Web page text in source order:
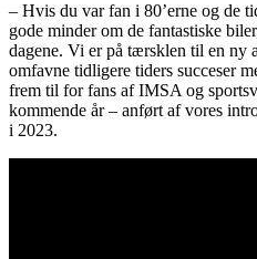
– Hvis du var fan i 80’erne og de
gode minder om de fantastiske
dagene. Vi er på tærsklen til en ny
omfavne tidligere tiders succeser
frem til for fans af IMSA og
kommende år – anført af vores
i 2023.